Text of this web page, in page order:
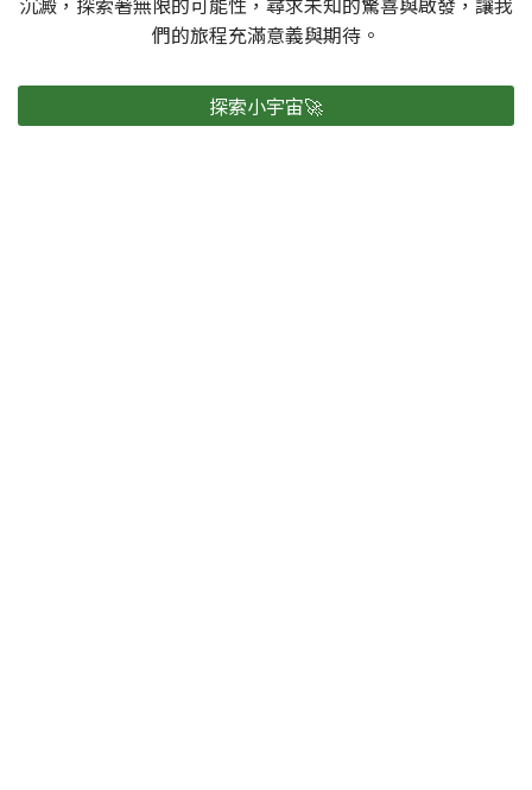
們的旅程充滿意義與期待。
探索小宇宙🚀